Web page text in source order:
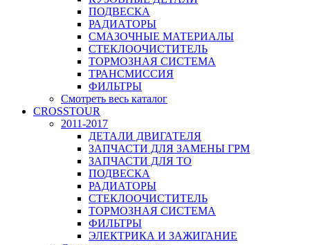
ПОДВЕСКА
РАДИАТОРЫ
СМАЗОЧНЫЕ МАТЕРИАЛЫ
СТЕКЛООЧИСТИТЕЛЬ
ТОРМОЗНАЯ СИСТЕМА
ТРАНСМИССИЯ
ФИЛЬТРЫ
Смотреть весь каталог
CROSSTOUR
2011-2017
ДЕТАЛИ ДВИГАТЕЛЯ
ЗАПЧАСТИ ДЛЯ ЗАМЕНЫ ГРМ
ЗАПЧАСТИ ДЛЯ ТО
ПОДВЕСКА
РАДИАТОРЫ
СТЕКЛООЧИСТИТЕЛЬ
ТОРМОЗНАЯ СИСТЕМА
ФИЛЬТРЫ
ЭЛЕКТРИКА И ЗАЖИГАНИЕ